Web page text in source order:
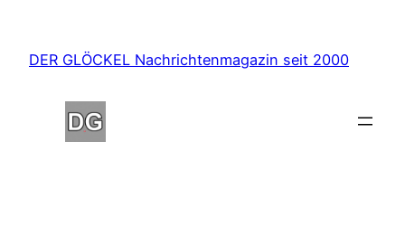
springen
DER GLÖCKEL Nachrichtenmagazin seit 2000